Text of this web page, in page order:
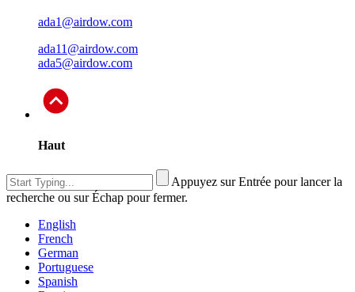
ada1@airdow.com
ada11@airdow.com
ada5@airdow.com
Haut
Appuyez sur Entrée pour lancer la
recherche ou sur Échap pour fermer.
English
French
German
Portuguese
Spanish